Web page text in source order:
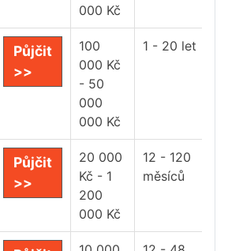
000 Kč
Půjčit
>>
100
000 Kč
- 50
000
000 Kč
1 - 20 let
Půjčit
>>
20 000
Kč - 1
200
000 Kč
12 - 120
měsíců